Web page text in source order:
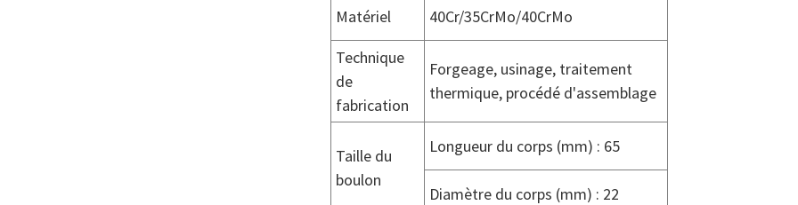
Matériel
40Cr/35CrMo/40CrMo
Technique
de
fabrication
Forgeage, usinage, traitement
thermique, procédé d'assemblage
Taille du
boulon
Longueur du corps (mm) : 65
Diamètre du corps (mm) : 22